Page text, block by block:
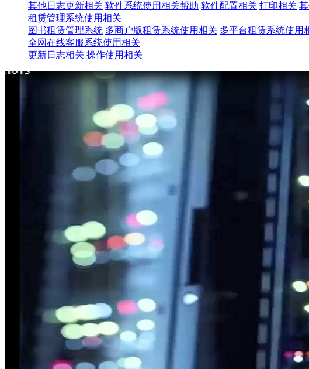
其他日志更新相关 软件系统使用相关帮助 软件配置相关 打印相关
租赁管理系统使用相关
图书租赁管理系统 多商户版租赁系统使用相关 多平台租赁系统使用
全网在线客服系统使用相关
更新日志相关 操作使用相关